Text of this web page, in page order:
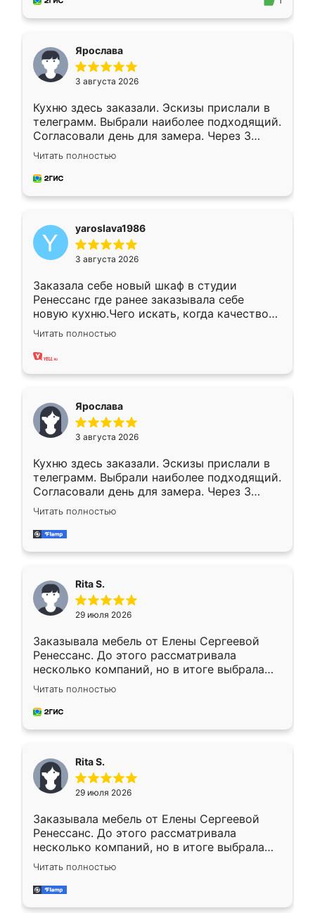
Ярослава
3 августа 2026
Кухню здесь заказали. Эскизы прислали в
телеграмм. Выбрали наиболее подходящий.
Согласовали день для замера. Через 3
недели кухня была уже готова. Остались
довольны работой. Спасибо Ренессанс
мебель за качественную работу!
Читать полностью
yaroslava1986
3 августа 2026
Заказала себе новый шкаф в студии
Ренессанс где ранее заказывала себе
новую кухню.Чего искать, когда качеством
вполне довольна. Служит кухня уже почти
два года, нареканий нет.
Читать полностью
Ярослава
3 августа 2026
Кухню здесь заказали. Эскизы прислали в
телеграмм. Выбрали наиболее подходящий.
Согласовали день для замера. Через 3
недели кухня была уже готова. Остались
довольны работой. Спасибо Ренессанс
мебель за качественную работу!
Читать полностью
Rita S.
29 июля 2026
Заказывала мебель от Елены Сергеевой
Ренессанс. До этого рассматривала
несколько компаний, но в итоге выбрала
эту. Сначала обговорили условия, потом
приехал замерщик, всё спокойно объяснил
и снял размеры. Изготовили в срок, с
каких-либо доработок. Качеством осталась
довольна, все выглядит так, как и ожидала.
Читать полностью
Rita S.
29 июля 2026
Заказывала мебель от Елены Сергеевой
Ренессанс. До этого рассматривала
несколько компаний, но в итоге выбрала
эту. Сначала обговорили условия, потом
приехал замерщик, всё спокойно объяснил
и снял размеры. Изготовили в срок, с
Читать полностью